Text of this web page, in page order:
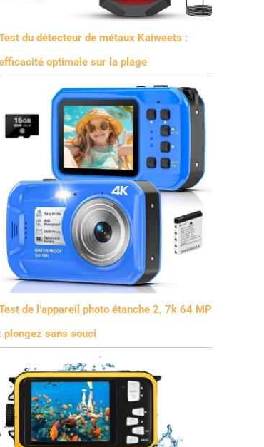
du détecteur de métaux Kaiweets :
optimale sur la plage
de l’appareil photo étanche 2, 7k 64 MP
: plongez sans souci